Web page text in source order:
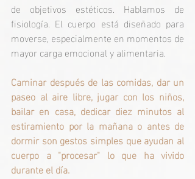
de objetivos estéticos. Hablamos de
fisiología. El cuerpo está diseñado para
moverse, especialmente en momentos de
mayor carga emocional y alimentaria.
Caminar después de las comidas, dar un
paseo al aire libre, jugar con los niños,
bailar en casa, dedicar diez minutos al
estiramiento por la mañana o antes de
dormir son gestos simples que ayudan al
cuerpo a "procesar" lo que ha vivido
durante el día.